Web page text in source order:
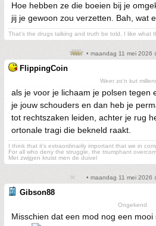
Hoe hebben ze die boeien bij je
jij je gewoon zou verzetten. Bah, wat
That's the drugs talking and truth be told, I like what
• maandag 11 mei 2026
FlippingCoin
Weer zo'n kut
als je voor je lichaam je polsen tegen
je jouw schouders en dan heb je
tot rechtszaken leiden, achter je rug
ortonale tragi die bekneld raakt.
I think that it’s extraordinarily important that we in
For all who deny the struggle, the triumphant
Met zwijgen kruist men de duivel
• maandag 11 mei 2026
Gibson88
Ongekend.
Misschien dat een mod nog een